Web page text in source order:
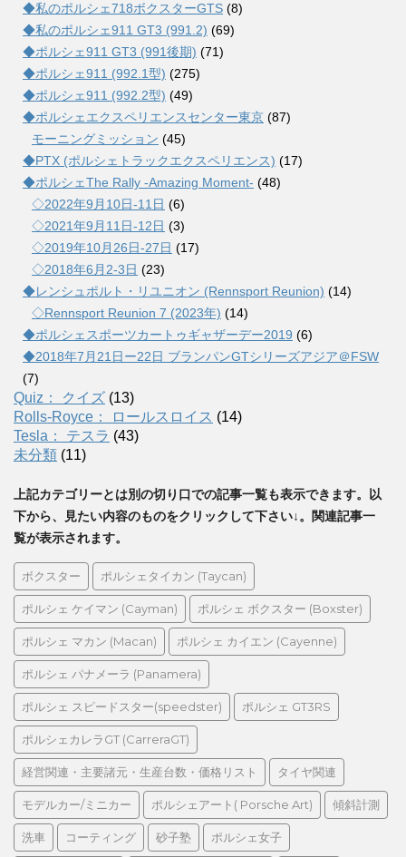
◆私のポルシェ718ボクスターGTS (8)
◆私のポルシェ911 GT3 (991.2) (69)
◆ポルシェ911 GT3 (991後期) (71)
◆ポルシェ911 (992.1型) (275)
◆ポルシェ911 (992.2型) (49)
◆ポルシェエクスペリエンスセンター東京 (87)
モーニングミッション (45)
◆PTX (ポルシェトラックエクスペリエンス) (17)
◆ポルシェThe Rally -Amazing Moment- (48)
◇2022年9月10日-11日 (6)
◇2021年9月11日-12日 (3)
◇2019年10月26日-27日 (17)
◇2018年6月2-3日 (23)
◆レンシュポルト・リユニオン (Rennsport Reunion) (14)
◇Rennsport Reunion 7 (2023年) (14)
◆ポルシェスポーツカートゥギャザーデー2019 (6)
◆2018年7月21日ー22日 ブランパンGTシリーズアジア＠FSW
(7)
Quiz： クイズ (13)
Rolls-Royce： ロールスロイス (14)
Tesla： テスラ (43)
未分類 (11)
上記カテゴリーとは別の切り口での記事一覧も表示できます。以
下から、見たい内容のものをクリックして下さい↓。関連記事一
覧が表示されます。
ボクスター ポルシェタイカン (Taycan)
ポルシェ ケイマン (Cayman) ポルシェ ボクスター (Boxster)
ポルシェ マカン (Macan) ポルシェ カイエン (Cayenne)
ポルシェ パナメーラ (Panamera)
ポルシェ スピードスター(speedster) ポルシェ GT3RS
ポルシェカレラGT (CarreraGT)
経営関連・主要諸元・生産台数・価格リスト タイヤ関連
モデルカー/ミニカー ポルシェアート( Porsche Art) 傾斜計測
洗車 コーティング 砂子塾 ポルシェ女子